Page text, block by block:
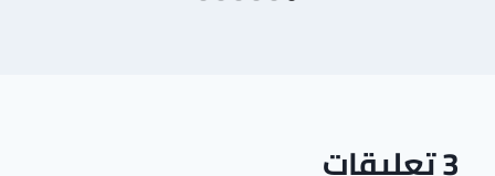
3 تعليقات